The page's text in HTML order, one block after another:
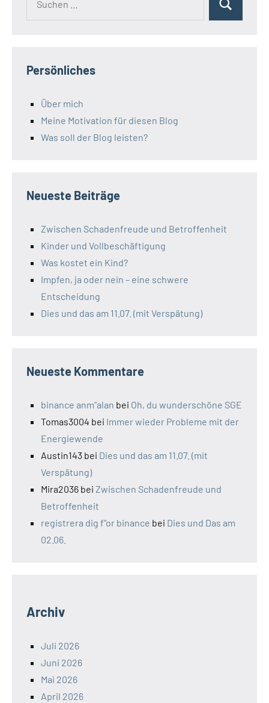
Suchen
Persönliches
Über mich
Meine Motivation für diesen Blog
Was soll der Blog leisten?
Neueste Beiträge
Zwischen Schadenfreude und Betroffenheit
Kinder und Vollbeschäftigung
Was kostet ein Kind?
Impfen, ja oder nein – eine schwere
Entscheidung
Dies und das am 11.07. (mit Verspätung)
Neueste Kommentare
binance anm"alan bei Oh, du wunderschöne SGE
Tomas3004 bei Immer wieder Probleme mit der
Energiewende
Austin143 bei Dies und das am 11.07. (mit
Verspätung)
Mira2036 bei Zwischen Schadenfreude und
Betroffenheit
registrera dig f"or binance bei Dies und Das am
02.06.
Archiv
Juli 2026
Juni 2026
Mai 2026
April 2026